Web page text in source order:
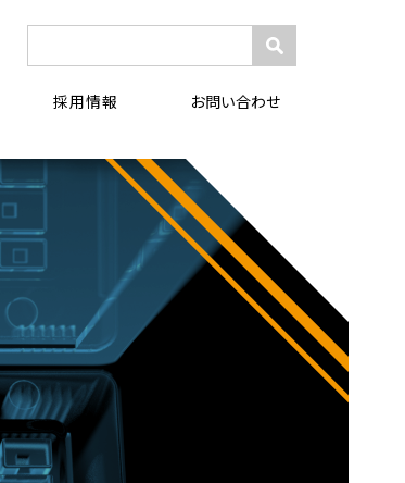
検
採用情報 お問い合わせ